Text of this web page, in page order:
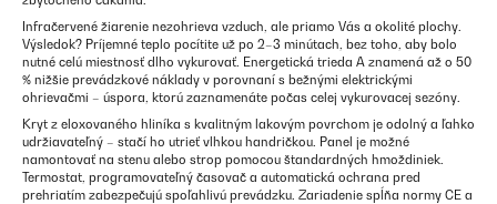
Infračervené žiarenie nezohrieva vzduch, ale priamo Vás a okolité plochy.
Výsledok? Príjemné teplo pocítite už po 2–3 minútach, bez toho, aby bolo
nutné celú miestnosť dlho vykurovať. Energetická trieda A znamená až o 50
% nižšie prevádzkové náklady v porovnaní s bežnými elektrickými
ohrievačmi – úspora, ktorú zaznamenáte počas celej vykurovacej sezóny.
Kryt z eloxovaného hliníka s kvalitným lakovým povrchom je odolný a ľahko
udržiavateľný – stačí ho utrieť vlhkou handričkou. Panel je možné
namontovať na stenu alebo strop pomocou štandardných hmoždiniek.
Termostat, programovateľný časovač a automatická ochrana pred
prehriatím zabezpečujú spoľahlivú prevádzku. Zariadenie spĺňa normy CE a